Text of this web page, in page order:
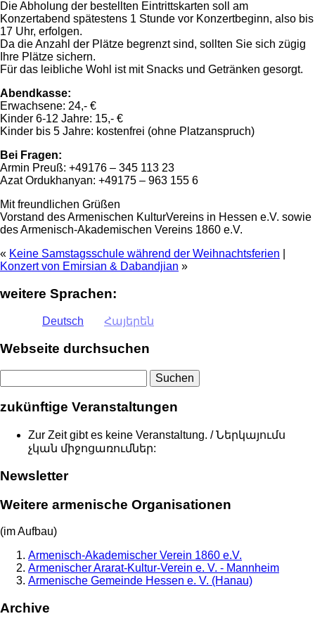
Die Abholung der bestellten Eintrittskarten soll am
Konzertabend spätestens 1 Stunde vor Konzertbeginn, also bis
17 Uhr, erfolgen.
Da die Anzahl der Plätze begrenzt sind, sollten Sie sich zügig
Ihre Plätze sichern.
Für das leibliche Wohl ist mit Snacks und Getränken gesorgt.
Abendkasse:
Erwachsene: 24,- €
Kinder 6-12 Jahre: 15,- €
Kinder bis 5 Jahre: kostenfrei (ohne Platzanspruch)
Bei Fragen:
Armin Preuß: +49176 – 345 113 23
Azat Ordukhanyan: +49175 – 963 155 6
Mit freundlichen Grüßen
Vorstand des Armenischen KulturVereins in Hessen e.V. sowie
des Armenisch-Akademischen Vereins 1860 e.V.
« Keine Samstagsschule während der Weihnachtsferien
Konzert von Emirsian & Dabandjian »
weitere Sprachen:
Deutsch Հայերեն
Webseite durchsuchen
zukünftige Veranstaltungen
Zur Zeit gibt es keine Veranstaltung. / Ներկայումս
չկան միջոցառումներ:
Newsletter
Weitere armenische Organisationen
(im Aufbau)
Armenisch-Akademischer Verein 1860 e.V.
Armenischer Ararat-Kultur-Verein e. V. - Mannheim
Armenische Gemeinde Hessen e. V. (Hanau)
Archive